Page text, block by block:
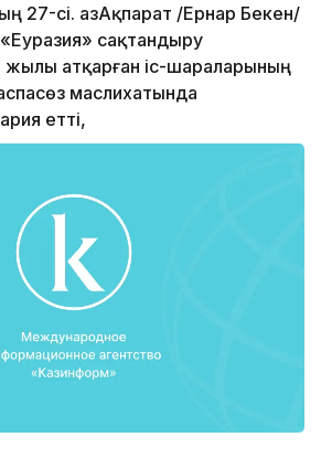
27-сі. ҚазАқпарат /Ернар Бекен/
сақтандыру
атқарған іс-шараларының
маслихатында
етті,